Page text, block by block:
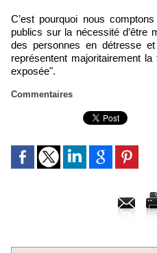
C’est pourquoi nous
publics sur la nécessité d’être
des personnes en détresse
représentent majoritairement
exposée".
Commentaires